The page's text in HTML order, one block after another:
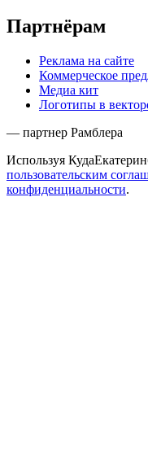
Партнёрам
Реклама на сайте
Коммерческое
Медиа кит
Логотипы в
— партнер Рамблера
Используя
пользовательским
конфиденциальности.